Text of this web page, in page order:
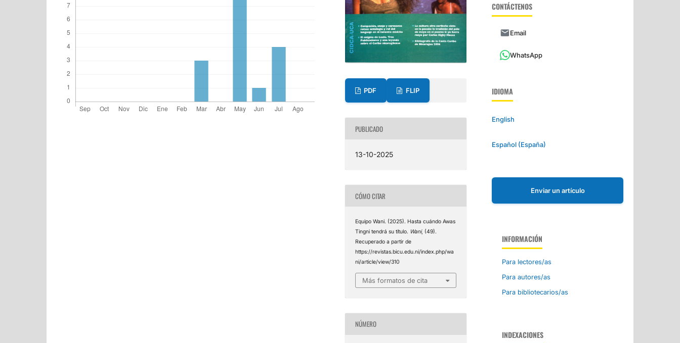
PDF FLIP
PUBLICADO
13-10-2025
CÓMO CITAR
Equipo Wani. (2025). Hasta cuándo Awas
Tingni tendrá su título. Wani, (49).
Recuperado a partir de
https://revistas.bicu.edu.ni/index.php/wa
ni/article/view/310
Más formatos de cita
NÚMERO
CONTÁCTENOS
Email
WhatsApp
IDIOMA
English
Español (España)
Enviar un artículo
INFORMACIÓN
Para lectores/as
Para autores/as
Para bibliotecarios/as
INDEXACIONES